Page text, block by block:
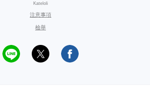
Kateloli
注意事項
檢舉